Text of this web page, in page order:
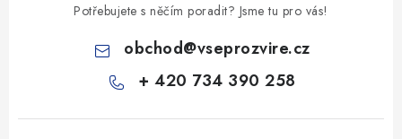
Potřebujete s něčím poradit? Jsme tu pro vás!
obchod@vseprozvire.cz
+ 420 734 390 258